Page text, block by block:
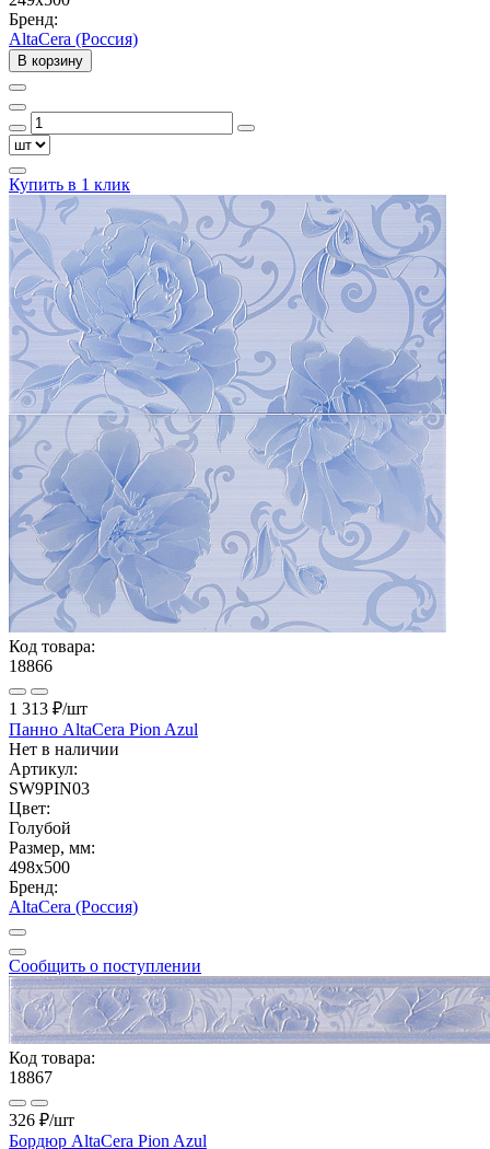
Бренд:
AltaCera (Россия)
В корзину
Купить в 1 клик
Код товара:
18866
1 313 ₽/шт
Панно AltaCera Pion Azul
Нет в наличии
Артикул:
SW9PIN03
Цвет:
Голубой
Размер, мм:
498x500
Бренд:
AltaCera (Россия)
Сообщить о поступлении
Код товара:
18867
326 ₽/шт
Бордюр AltaCera Pion Azul